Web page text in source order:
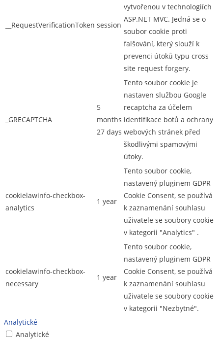
__RequestVerificationToken session
vytvořenou v technologiích
ASP.NET MVC. Jedná se o
soubor cookie proti
falšování, který slouží k
prevenci útoků typu cross
site request forgery.
_GRECAPTCHA
5
months
27 days
Tento soubor cookie je
nastaven službou Google
recaptcha za účelem
identifikace botů a ochrany
webových stránek před
škodlivými spamovými
útoky.
cookielawinfo-checkbox-
analytics
1 year
Tento soubor cookie,
nastavený pluginem GDPR
Cookie Consent, se používá
k zaznamenání souhlasu
uživatele se soubory cookie
v kategorii "Analytics" .
cookielawinfo-checkbox-
necessary
1 year
Tento soubor cookie,
nastavený pluginem GDPR
Cookie Consent, se používá
k zaznamenání souhlasu
uživatele se soubory cookie
v kategorii "Nezbytné".
Analytické
Analytické